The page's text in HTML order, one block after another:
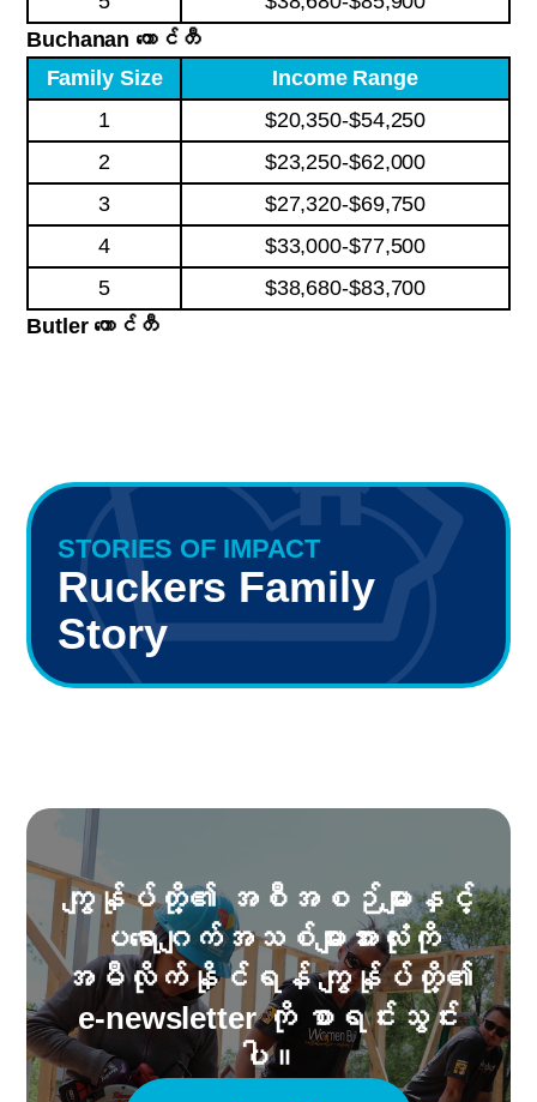
Buchanan ကောင်တီ
Family Size
Income Range
1
$20,350-$54,250
2
$23,250-$62,000
3
$27,320-$69,750
4
$33,000-$77,500
5
$38,680-$83,700
Butler ကောင်တီ
STORIES OF IMPACT
Ruckers Family
Story
ကျွန်ုပ်တို့၏ အစီအစဉ်များနှင့်
ပရောဂျက်အသစ်များအားလုံးကို
အမီလိုက်နိုင်ရန် ကျွန်ုပ်တို့၏
e-newsletter ကို စာရင်းသွင်း
ပါ။